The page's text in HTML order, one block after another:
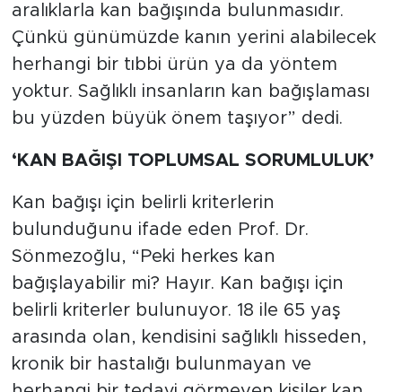
aralıklarla kan bağışında bulunmasıdır.
Çünkü günümüzde kanın yerini alabilecek
herhangi bir tıbbi ürün ya da yöntem
yoktur. Sağlıklı insanların kan bağışlaması
bu yüzden büyük önem taşıyor” dedi.
‘KAN BAĞIŞI TOPLUMSAL SORUMLULUK’
Kan bağışı için belirli kriterlerin
bulunduğunu ifade eden Prof. Dr.
Sönmezoğlu, “Peki herkes kan
bağışlayabilir mi? Hayır. Kan bağışı için
belirli kriterler bulunuyor. 18 ile 65 yaş
arasında olan, kendisini sağlıklı hisseden,
kronik bir hastalığı bulunmayan ve